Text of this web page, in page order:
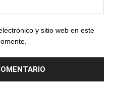
y sitio web en este